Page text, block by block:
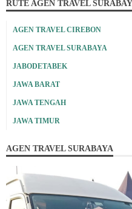
RUTE AGEN TRAVEL
AGEN TRAVEL CIREBON
AGEN TRAVEL SURABAYA
JABODETABEK
JAWA BARAT
JAWA TENGAH
JAWA TIMUR
AGEN TRAVEL SURABAYA